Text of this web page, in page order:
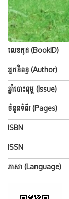
លេខកូដ (BookID)
អ្នកនិពន្ធ (Author)
ឆ្នាំបោះពុម្ព (Issue)
ចំនួនទំព័រ (Pages)
ISBN
ISSN
ភាសា (Language)